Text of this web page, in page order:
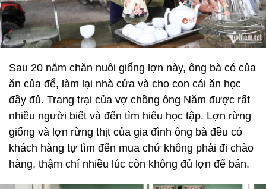
Sau 20 năm chăn nuôi giống lợn này, ông bà có của
ăn của để, làm lại nhà cửa và cho con cái ăn học
đầy đủ. Trang trại của vợ chồng ông Năm được rất
nhiều người biết và đến tìm hiểu học tập. Lợn rừng
giống và lợn rừng thịt của gia đình ông bà đều có
khách hàng tự tìm đến mua chứ không phải đi chào
hàng, thậm chí nhiều lúc còn không đủ lợn để bán.